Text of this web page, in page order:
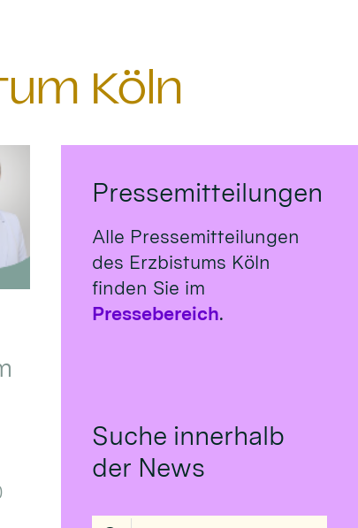
Köln
Pressemitteilungen
Alle Pressemitteilungen
des Erzbistums Köln
finden Sie im
Pressebereich.
Suche innerhalb
der News